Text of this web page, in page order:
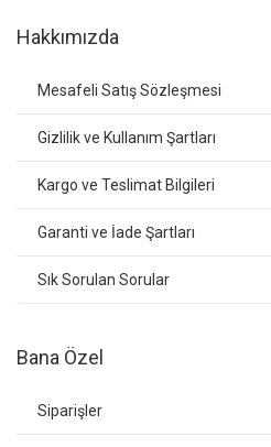
Hakkımızda
Mesafeli Satış Sözleşmesi
Gizlilik ve Kullanım Şartları
Kargo ve Teslimat Bilgileri
Garanti ve İade Şartları
Sık Sorulan Sorular
Bana Özel
Siparişler